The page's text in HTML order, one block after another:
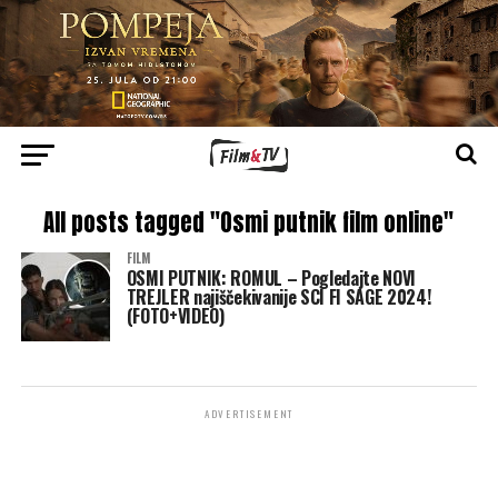
All posts tagged "Osmi putnik film online"
FILM
OSMI PUTNIK: ROMUL – Pogledajte NOVI
TREJLER najiščekivanije SCI FI SAGE 2024!
(FOTO+VIDEO)
ADVERTISEMENT